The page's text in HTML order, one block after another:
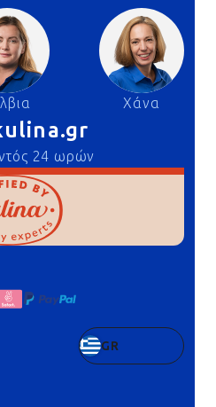
Χάνα
24 ωρών
GR